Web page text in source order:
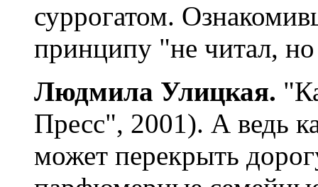
суррогатом.
принципу "не читал,
Людмила Улицкая.
Пресс", 2001). А ведь
может перекрыть